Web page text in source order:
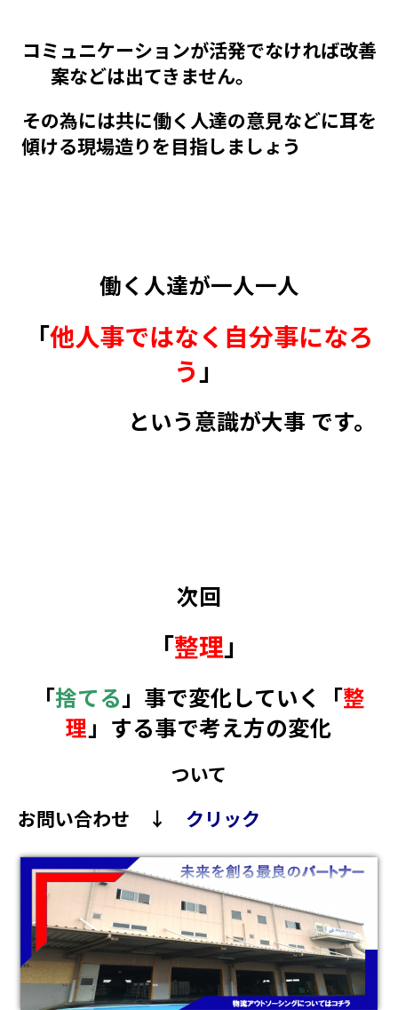
コミュニケーションが活発でなければ改善
案などは出てきません。
その為には共に働く人達の意見などに耳を
傾ける現場造りを目指しましょう
働く人達が一人一人
「他人事ではなく自分事になろ
う 」
という意識が大事 です。
次回
「整理」
「捨てる 」事で変化していく「整
理 」する事で考え方の変化
ついて
お問い合わせ ↓ クリック